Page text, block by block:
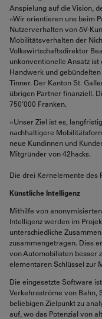
Anspielung auf die Vision,
«Wir orientieren uns beim
Nutzerverhalten von öV-
Mobilitätsverhalten der
Volkswirtschaftsdirektor
unkonventionelle Ansatz
Handwerk und
Tinner. Der Kanton St.
übrigen Partner finanziell.
750’000 Franken.
«Unser Ziel ist es,
nachhaltigere
neue Kundinnen und
Mitgründer von 42hacks.
Die drei Kernelemente des
Künstliche Intelligenz
Mithilfe von
Intelligenz werden im
unterschiedliche
zusammengetragen. Dies
von Automobilisten besser
elementaren Schlüssel zur
Die eingesetzte Software
Verkehrsströme von Bahn,
beliebigen Zielpunkt zu
auf, wo das Potenzial von